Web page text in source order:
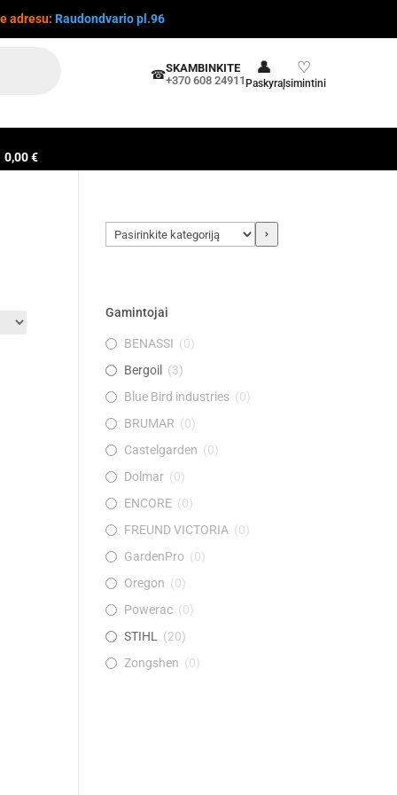
adresu: Raudondvario pl.96
☎SKAMBINKITE
+370 608 24911
👤
Paskyra
♡
Įsimintini
0,00 €
Pasirinkite
kategoriją
Gamintojai
BENASSI (0)
Bergoil
(3)
Blue Bird industries (0)
BRUMAR (0)
Castelgarden (0)
Dolmar (0)
ENCORE (0)
FREUND VICTORIA (0)
GardenPro (0)
Oregon (0)
Powerac (0)
STIHL
(20)
Zongshen (0)